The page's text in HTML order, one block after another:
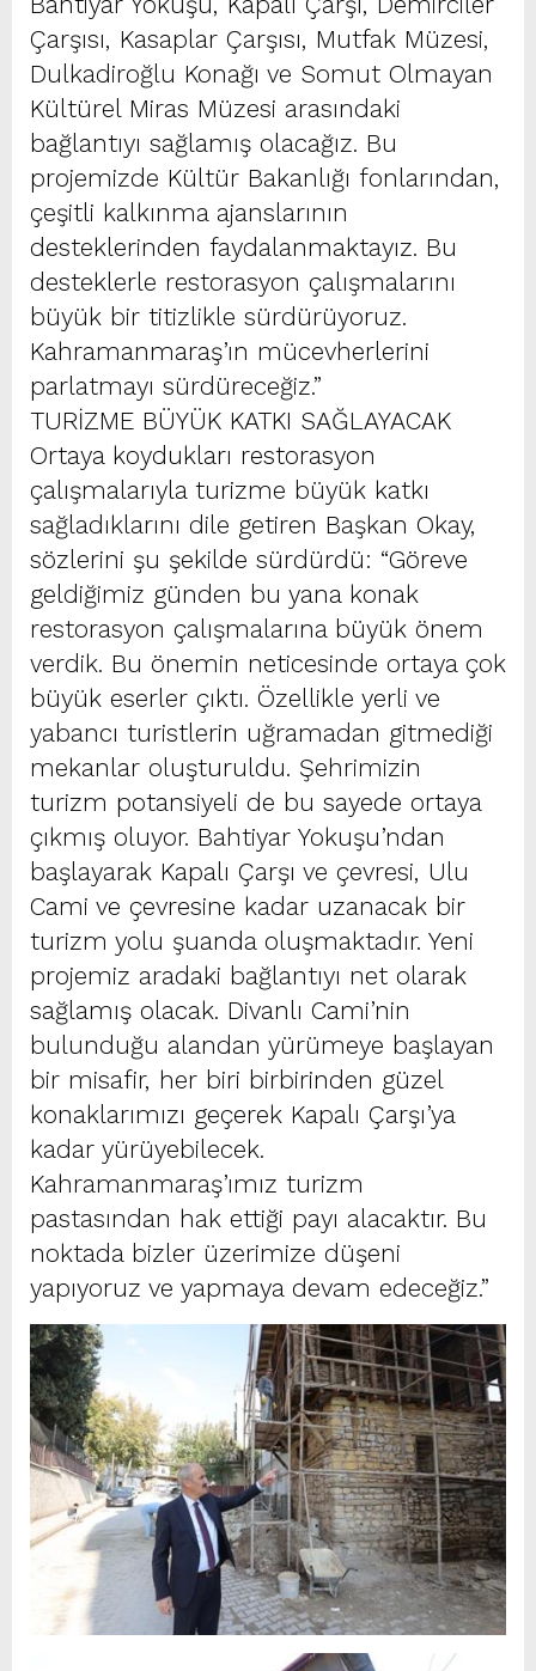
Çarşısı, Kasaplar Çarşısı, Mutfak Müzesi,
Dulkadiroğlu Konağı ve Somut Olmayan
Kültürel Miras Müzesi arasındaki
bağlantıyı sağlamış olacağız. Bu
projemizde Kültür Bakanlığı fonlarından,
çeşitli kalkınma ajanslarının
desteklerinden faydalanmaktayız. Bu
desteklerle restorasyon çalışmalarını
büyük bir titizlikle sürdürüyoruz.
Kahramanmaraş’ın mücevherlerini
parlatmayı sürdüreceğiz.”
TURİZME BÜYÜK KATKI SAĞLAYACAK
Ortaya koydukları restorasyon
çalışmalarıyla turizme büyük katkı
sağladıklarını dile getiren Başkan Okay,
sözlerini şu şekilde sürdürdü: “Göreve
geldiğimiz günden bu yana konak
restorasyon çalışmalarına büyük önem
verdik. Bu önemin neticesinde ortaya çok
büyük eserler çıktı. Özellikle yerli ve
yabancı turistlerin uğramadan gitmediği
mekanlar oluşturuldu. Şehrimizin
turizm potansiyeli de bu sayede ortaya
çıkmış oluyor. Bahtiyar Yokuşu’ndan
başlayarak Kapalı Çarşı ve çevresi, Ulu
Cami ve çevresine kadar uzanacak bir
turizm yolu şuanda oluşmaktadır. Yeni
projemiz aradaki bağlantıyı net olarak
sağlamış olacak. Divanlı Cami’nin
bulunduğu alandan yürümeye başlayan
bir misafir, her biri birbirinden güzel
konaklarımızı geçerek Kapalı Çarşı’ya
kadar yürüyebilecek.
Kahramanmaraş’ımız turizm
pastasından hak ettiği payı alacaktır. Bu
noktada bizler üzerimize düşeni
yapıyoruz ve yapmaya devam edeceğiz.”